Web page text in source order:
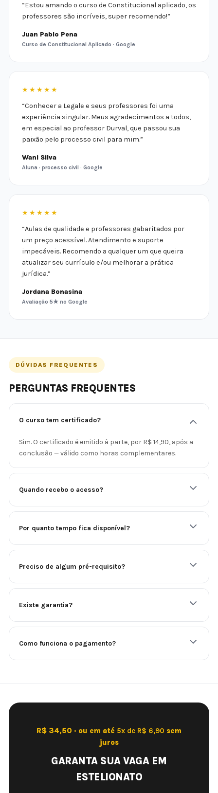
“Estou amando o curso de Constitucional aplicado, os
professores são incríveis, super recomendo!”
Juan Pablo Pena
Curso de Constitucional Aplicado · Google
★★★★★
“Conhecer a Legale e seus professores foi uma
experiência singular. Meus agradecimentos a todos,
em especial ao professor Durval, que passou sua
paixão pelo processo civil para mim.”
Wani Silva
Aluna · processo civil · Google
★★★★★
“Aulas de qualidade e professores gabaritados por
um preço acessível. Atendimento e suporte
impecáveis. Recomendo a qualquer um que queira
atualizar seu currículo e/ou melhorar a prática
jurídica.”
Jordana Bonasina
Avaliação 5★ no Google
DÚVIDAS FREQUENTES
PERGUNTAS FREQUENTES
O curso tem certificado?
Sim. O certificado é emitido à parte, por R$ 14,90, após a
conclusão — válido como horas complementares.
Quando recebo o acesso?
Por quanto tempo fica disponível?
Preciso de algum pré-requisito?
Existe garantia?
Como funciona o pagamento?
R$ 34,50 · ou em até 5x de R$ 6,90 sem
juros
GARANTA SUA VAGA EM
ESTELIONATO